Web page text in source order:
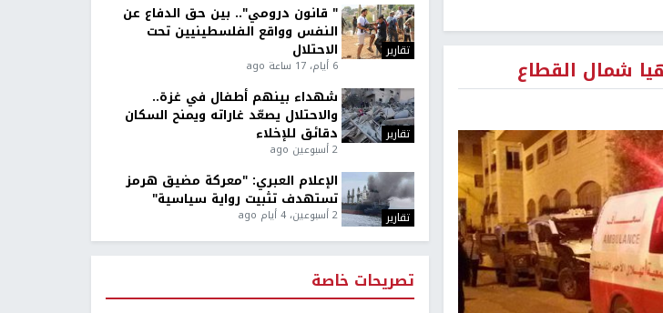
تقارير
" قانون درومي".. بين حق الدفاع عن
النفس وواقع الفلسطينيين تحت
الاحتلال
6 أيام، 17 ساعة ago
تقارير
شهداء بينهم أطفال في غزة..
والاحتلال يصعّد غاراته ويمنح السكان
دقائق للإخلاء
2 أسبوعين ago
تقارير
الإعلام العبري: "معركة مضيق هرمز
تستهدف تثبيت رواية سياسية"
2 أسبوعين، 4 أيام ago
تصريحات خاصة